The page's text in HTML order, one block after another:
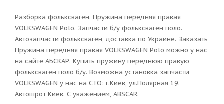
Разборка фольксваген. Пружина передняя правая
VOLKSWAGEN Polo. Запчасти б/у фольксваген поло.
Автозапчасти фольксваген, доставка по Украине. Заказать
Пружина передняя правая VOLKSWAGEN Polo можно у нас
на сайте АБСКАР. Купить пружину переднюю правую
фольксваген поло б/у. Возможна установка запчасти
VOLKSWAGEN у нас на СТО: г.Киев, ул.Полярная 19.
Автошрот Киев. С уважением, ABSCAR.